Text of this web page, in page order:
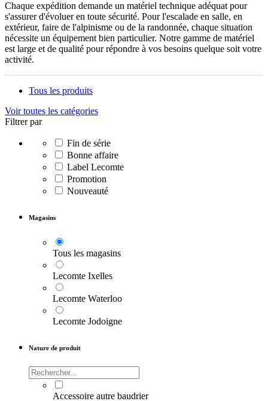
Chaque expédition demande un matériel technique adéquat pour
s'assurer d'évoluer en toute sécurité. Pour l'escalade en salle, en
extérieur, faire de l'alpinisme ou de la randonnée, chaque situation
nécessite un équipement bien particulier. Notre gamme de matériel
est large et de qualité pour répondre à vos besoins quelque soit votre
activité.
Tous les produits
Voir toutes les catégories
Filtrer par
Fin de série
Bonne affaire
Label Lecomte
Promotion
Nouveauté
Magasins
Tous les magasins
Lecomte Ixelles
Lecomte Waterloo
Lecomte Jodoigne
Nature de produit
Accessoire autre baudrier